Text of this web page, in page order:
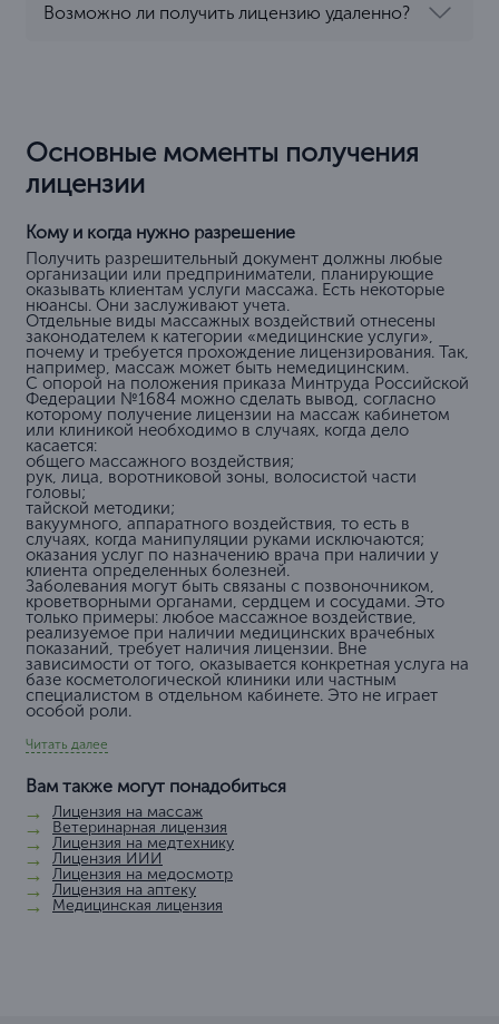
Возможно ли получить лицензию удаленно?
Основные моменты получения
лицензии
Кому и когда нужно разрешение
Получить разрешительный документ должны любые
организации или предприниматели, планирующие
оказывать клиентам услуги массажа. Есть некоторые
нюансы. Они заслуживают учета.
Отдельные виды массажных воздействий отнесены
законодателем к категории «медицинские услуги»,
почему и требуется прохождение лицензирования. Так,
например, массаж может быть немедицинским.
С опорой на положения приказа Минтруда Российской
Федерации №1684 можно сделать вывод, согласно
которому получение лицензии на массаж кабинетом
или клиникой необходимо в случаях, когда дело
касается:
общего массажного воздействия;
рук, лица, воротниковой зоны, волосистой части
головы;
тайской методики;
вакуумного, аппаратного воздействия, то есть в
случаях, когда манипуляции руками исключаются;
оказания услуг по назначению врача при наличии у
клиента определенных болезней.
Заболевания могут быть связаны с позвоночником,
кроветворными органами, сердцем и сосудами. Это
только примеры: любое массажное воздействие,
реализуемое при наличии медицинских врачебных
показаний, требует наличия лицензии. Вне
зависимости от того, оказывается конкретная услуга на
базе косметологической клиники или частным
специалистом в отдельном кабинете. Это не играет
особой роли.
Читать далее
Вам также могут понадобиться
Лицензия на массаж
Ветеринарная лицензия
Лицензия на медтехнику
Лицензия ИИИ
Лицензия на медосмотр
Лицензия на аптеку
Медицинская лицензия